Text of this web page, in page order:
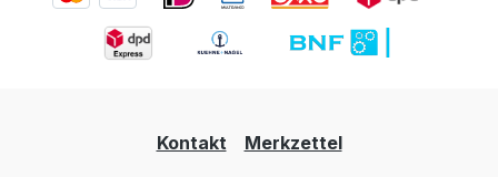
Kontakt Merkzettel